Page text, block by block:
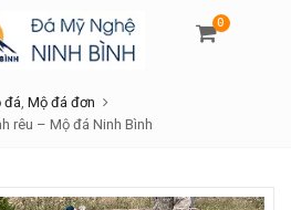
0
đá Mộ đá đơn
rêu – Mộ đá Ninh Bình